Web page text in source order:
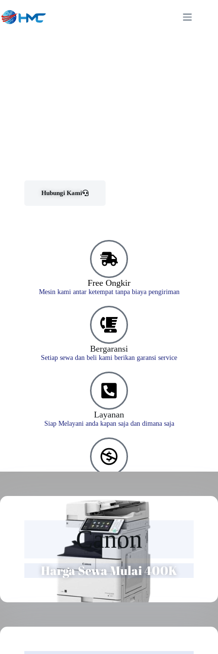
Hubungi Kami
Free Ongkir
Mesin kami antar ketempat tanpa biaya pengiriman
Bergaransi
Setiap sewa dan beli kami berikan garansi service
Layanan
Siap Melayani anda kapan saja dan dimana saja
Canon
Harga Sewa Mulai 400K